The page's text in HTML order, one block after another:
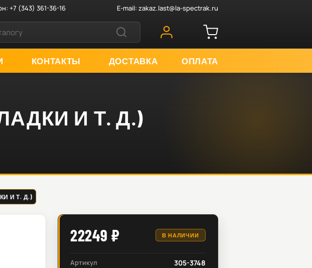
+7 (343) 361-36-16 E-mail: zakaz.last@la-spectrak.ru
КОНТАКТЫ ДОСТАВКА ОПЛАТА
И Т. Д.)
И Т. Д.)
22249 ₽ В НАЛИЧИИ
Артикул 305-3748